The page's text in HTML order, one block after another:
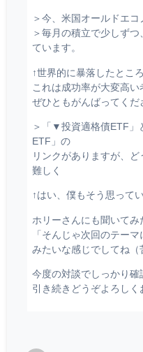
＞今、米国オールドエ
＞毎月の積立で少しず
ています。
↑世界的に暴落したとこ
これは成功率が大変高い
ぜひともがんばってくだ
＞「▼投資適格債ETF
ETF」の
リンクがありますが、
難しく
↑はい、僕もそう思って
ホリーさんにも聞いてみ
「そんじゃ次回のテーマ
みたいな感じでしてね（
今度の対談でしっかり確
引き続きどうぞよろしく